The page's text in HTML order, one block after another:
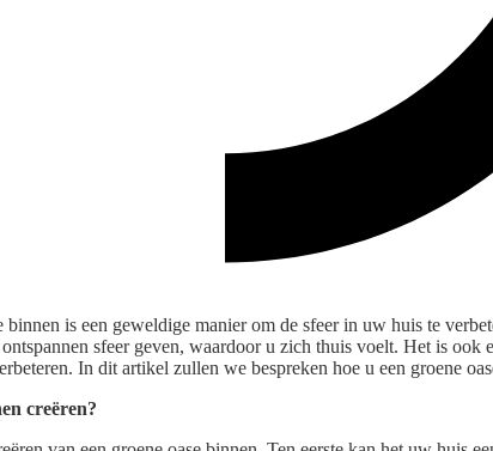
binnen is een geweldige manier om de sfeer in uw huis te
sfeer geven, waardoor u zich thuis voelt. Het is ook
In dit artikel zullen we bespreken hoe u een groene
creëren?